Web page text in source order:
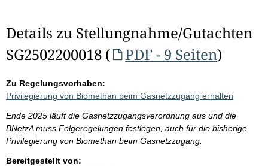
Details zu Stellungnahme/Gutachten
SG2502200018 (
PDF - 9 Seiten)
Zu Regelungsvorhaben:
Privilegierung von Biomethan beim Gasnetzzugang erhalten
Ende 2025 läuft die Gasnetzzugangsverordnung aus und die
BNetzA muss Folgeregelungen festlegen, auch für die bisherige
Privilegierung von Biomethan beim Gasnetzzugang.
Bereitgestellt von: